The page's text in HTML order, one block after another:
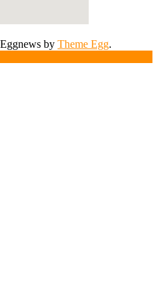
Eggnews by Theme Egg.